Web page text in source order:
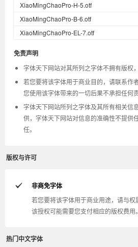
XiaoMingChaoPro-H-5.otf
XiaoMingChaoPro-B-6.otf
XiaoMingChaoPro-EL-7.otf
免责声明
字体天下网站对其所列之字体不拥有版权
若您要将该字体用于商业目的，请联系作
您使用该字体带来的一切后果不承担任何责
字体天下网站所列之字体及其所有相关信
供，字体天下网站对信息的准确性不提供
任。
版权与许可
非商免字体
若您要将该字体用于商业用途，请与权
该授权可能需要您支付相应的版权费用。
热门中文字体